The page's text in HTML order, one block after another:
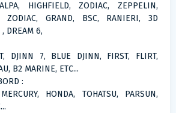
HIGHFIELD, ZODIAC, ZEPPELIN,
ZODIAC, GRAND, BSC, RANIERI, 3D
DREAM 6,
DJINN 7, BLUE DJINN, FIRST, FLIRT,
B2 MARINE, ETC...
:
HONDA, TOHATSU, PARSUN,